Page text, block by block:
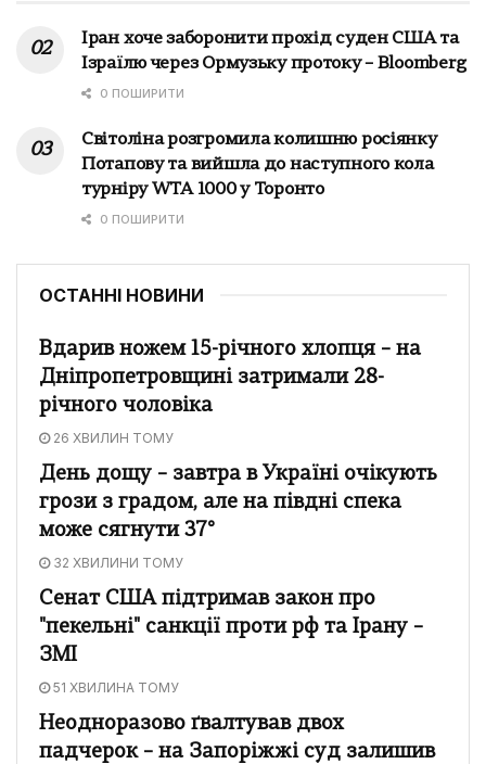
Іран хоче заборонити прохід суден США та
Ізраїлю через Ормузьку протоку – Bloomberg
0 ПОШИРИТИ
Світоліна розгромила колишню росіянку
Потапову та вийшла до наступного кола
турніру WTA 1000 у Торонто
0 ПОШИРИТИ
ОСТАННІ НОВИНИ
Вдарив ножем 15-річного хлопця – на
Дніпропетровщині затримали 28-
річного чоловіка
26 ХВИЛИН ТОМУ
День дощу – завтра в Україні очікують
грози з градом, але на півдні спека
може сягнути 37°
32 ХВИЛИНИ ТОМУ
Сенат США підтримав закон про
"пекельні" санкції проти рф та Ірану –
ЗМІ
51 ХВИЛИНА ТОМУ
Неодноразово ґвалтував двох
падчерок – на Запоріжжі суд залишив